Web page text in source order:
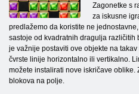
Zagonetke s
za iskusne
predlažemo da koristite ne
sastoje od kvadratnih dragulja različitih
je važnije postaviti ove objekte na
čvrste linije horizontalno ili vertikalno.
možete instalirati nove iskričave oblike.
blokova na polje.